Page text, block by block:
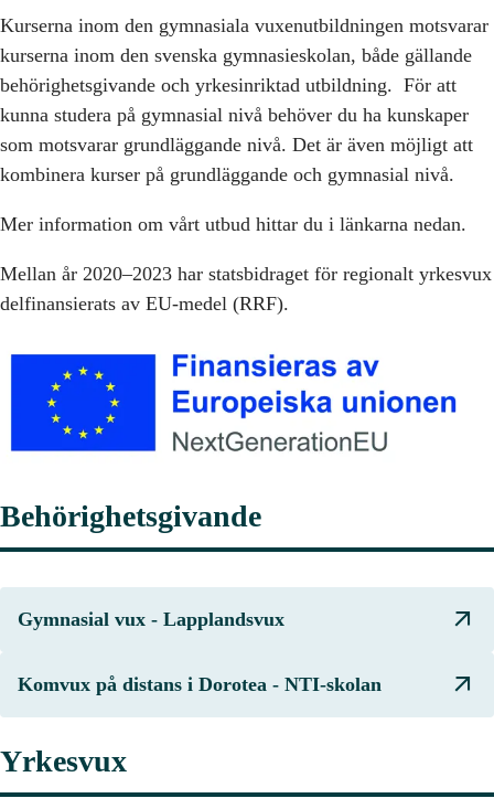
Kurserna inom den gymnasiala vuxenutbildningen motsvarar
kurserna inom den svenska gymnasieskolan, både gällande
behörighetsgivande och yrkesinriktad utbildning. För att
kunna studera på gymnasial nivå behöver du ha kunskaper
som motsvarar grundläggande nivå. Det är även möjligt att
kombinera kurser på grundläggande och gymnasial nivå.
Mer information om vårt utbud hittar du i länkarna nedan.
Mellan år 2020–2023 har statsbidraget för regionalt yrkesvux
delfinansierats av EU-medel (RRF).
Behörighetsgivande
Gymnasial vux - Lapplandsvux
Komvux på distans i Dorotea - NTI-skolan
Yrkesvux